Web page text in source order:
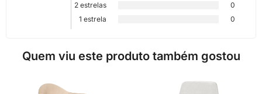
2 estrelas
0
1 estrela
0
Quem viu este produto também gostou